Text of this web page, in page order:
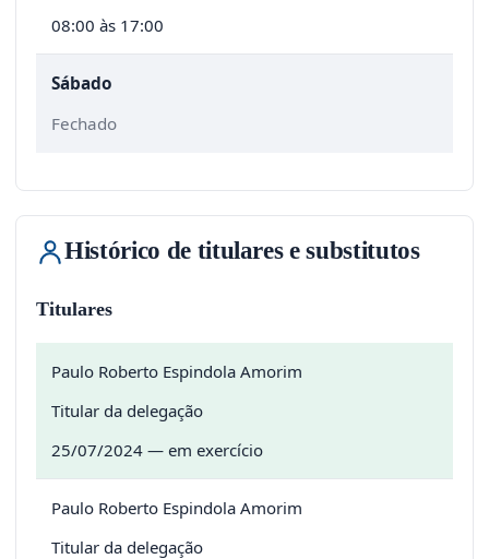
08:00 às 17:00
Sábado
Fechado
Histórico de titulares e substitutos
Titulares
Paulo Roberto Espindola Amorim
Titular da delegação
25/07/2024 — em exercício
Paulo Roberto Espindola Amorim
Titular da delegação